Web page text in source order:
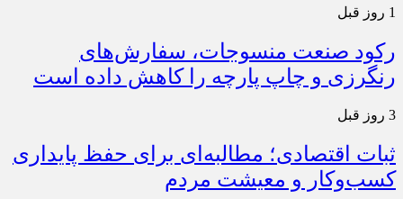
1 روز قبل
رکود صنعت منسوجات، سفارش‌های
رنگرزی و چاپ پارچه را کاهش داده است
3 روز قبل
ثبات اقتصادی؛ مطالبه‌ای برای حفظ پایداری
کسب‌وکار و معیشت مردم